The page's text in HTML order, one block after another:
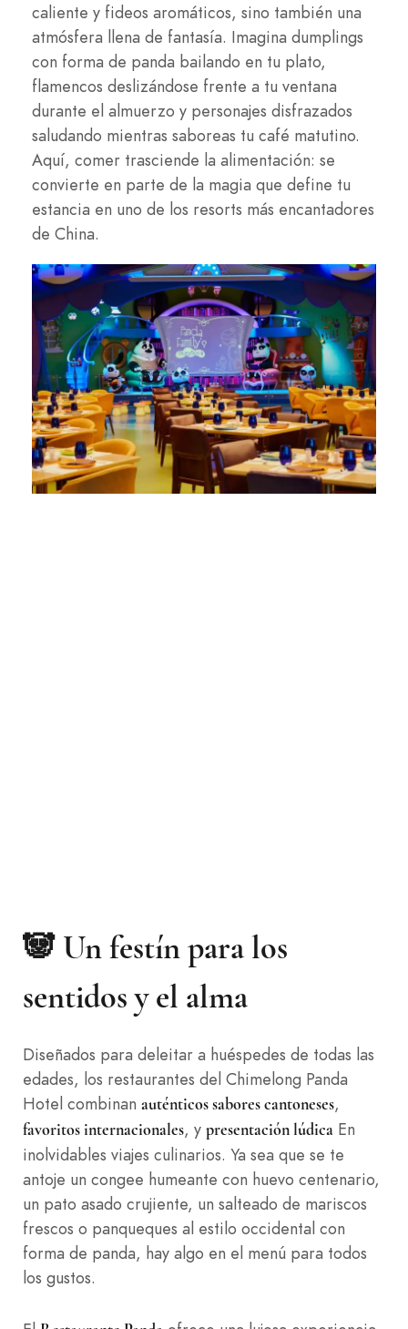
caliente y fideos aromáticos, sino también una
atmósfera llena de fantasía. Imagina dumplings
con forma de panda bailando en tu plato,
flamencos deslizándose frente a tu ventana
durante el almuerzo y personajes disfrazados
saludando mientras saboreas tu café matutino.
Aquí, comer trasciende la alimentación: se
convierte en parte de la magia que define tu
estancia en uno de los resorts más encantadores
de China.
🐼 Un festín para los
sentidos y el alma
Diseñados para deleitar a huéspedes de todas las
edades, los restaurantes del Chimelong Panda
Hotel combinan auténticos sabores cantoneses,
favoritos internacionales, y presentación lúdica En
inolvidables viajes culinarios. Ya sea que se te
antoje un congee humeante con huevo centenario,
un pato asado crujiente, un salteado de mariscos
frescos o panqueques al estilo occidental con
forma de panda, hay algo en el menú para todos
los gustos.